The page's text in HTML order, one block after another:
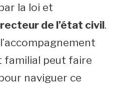
la loi et
de l’état civil.
familial peut faire
naviguer ce